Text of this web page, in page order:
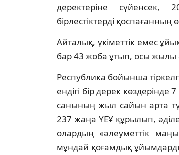
деректерiне сүйенсек,
бiрлестiктердi қоспағанның
Айталық, үкiметтiк емес
бар 43 жоба ұтып, осы жылы
Республика бойынша
ендiгi бiр дерек көздерiнде
санының жыл сайын арта
237 жаңа ҮЕҰ құрылып,
олардың «әлеуметтiк
мұндай қоғамдық